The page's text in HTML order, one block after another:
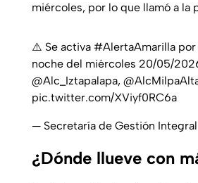
miércoles, por lo que llamó a la
⚠️ Se activa #AlertaAmarilla
noche del miércoles 20/05/
@Alc_Iztapalapa,
pic.twitter.com/XViyf0RC6a
— Secretaría de Gestión
¿Dónde llueve con